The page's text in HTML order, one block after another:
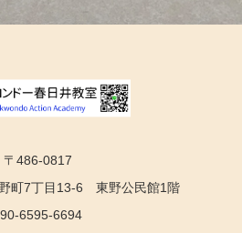
〒486-0817
町7丁目13-6 東野公民館1階
6595-6694